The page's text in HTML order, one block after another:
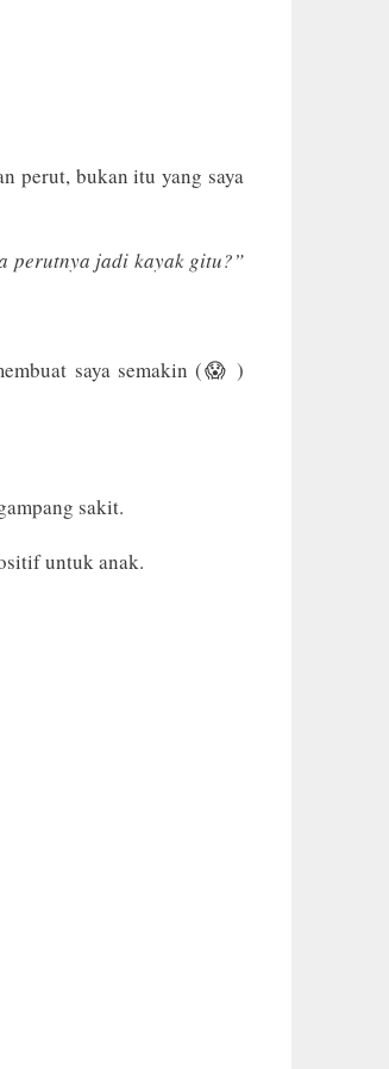
perut, bukan itu yang saya
perutnya jadi kayak gitu?”
saya semakin (😱 )
sakit.
untuk anak.